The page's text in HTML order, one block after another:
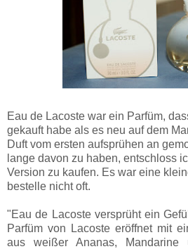
Eau de Lacoste war ein Parfüm,
gekauft habe als es neu auf dem
Duft vom ersten aufsprühen an
lange davon zu haben, entschloss
Version zu kaufen. Es war eine
bestelle nicht oft.
"Eau de Lacoste versprüht ein
Parfüm von Lacoste eröffnet mit
aus weißer Ananas, Mandarine